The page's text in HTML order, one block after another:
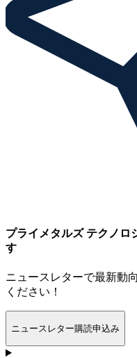
プライメタルズ テクノロ
す
ニュースレターで最新動
ください！
ニュースレター購読申込み